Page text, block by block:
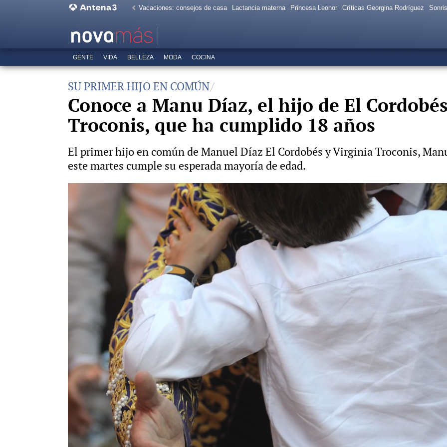
Vacaciones: consejos de casa Lactancia materna Princesa Leonor Críticas Georgina Rodríguez
GENTE VIDA BELLEZA MODA COCINA
SU PRIMER HIJO EN COMÚN
Conoce a Manu Díaz, el hijo de El
Troconis, que ha cumplido 18 años
El primer hijo en común de Manuel Díaz El Cordobés y Virginia Troconis,
este martes cumple su esperada mayoría de edad.
Mariam Armiñana
Madrid
Publicado: 12 de julio de 2022, 11:45
WhatsappFacebook
Más información
Alba Díaz cuenta cómo
es ser hija de Vicky
Martín Berrocal y 'El
Cordobés'
Manu Díaz, el primer hijo en común de
Manuel Díaz
El Cordobés
Virginia Troconis
, acaba de cumplir
la mayoría de edad
. Pocos días después de que el
torero soplara las velas por sus 56 años, la familia